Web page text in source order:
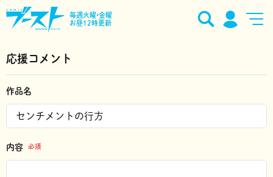
毎週火曜•金曜
お昼12時更新
応援コメント
作品名
内容